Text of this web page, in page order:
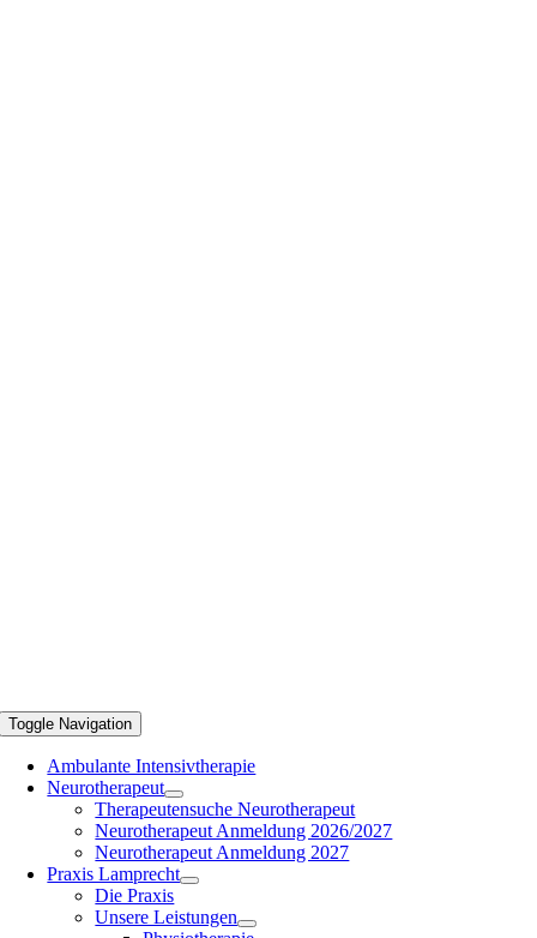
Toggle Navigation
Ambulante Intensivtherapie
Neurotherapeut
Therapeutensuche Neurotherapeut
Neurotherapeut Anmeldung 2026/2027
Neurotherapeut Anmeldung 2027
Praxis Lamprecht
Die Praxis
Unsere Leistungen